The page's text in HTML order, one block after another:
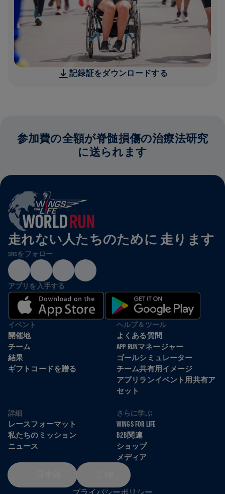
記録証をダウンロードする
参加費の全額が脊髄損傷の治療法研究
に送られます
走れない人たちのために 走ります
SNSをフォロー
アプリを入手する
イベント
開催地
チーム
結果
ギフトコードを贈る
ヘルプ＆ツール
よくある質問
APP RUNマネージャー
ゴールシミュレーター
チーム共有用イメージ
アプリランイベント用共有ア
セット
詳細
レースフォーマット
私たちのミッション
ニュース
さらに学ぶ
WINGS FOR LIFE
B2B関連
ショップ
メディア